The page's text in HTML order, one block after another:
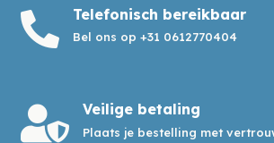
 Telefonisch bereikbaar
Bel ons op +31 0612770404
 Veilige betaling
Plaats je bestelling met